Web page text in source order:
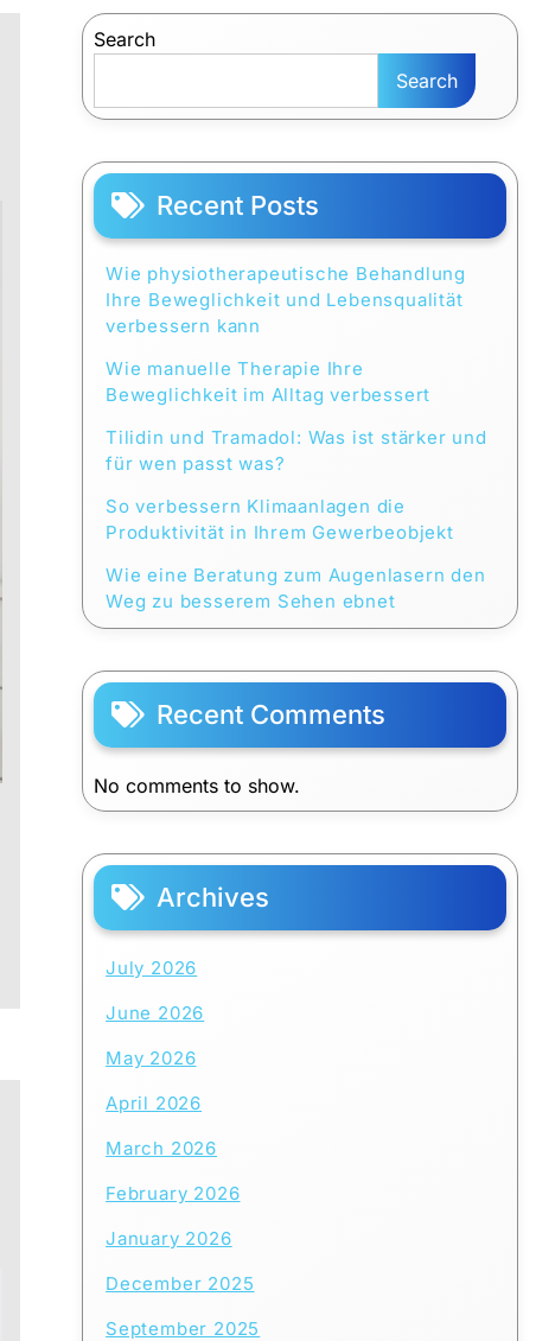
Search
Search
Recent Posts
Wie physiotherapeutische Behandlung
Ihre Beweglichkeit und Lebensqualität
verbessern kann
Wie manuelle Therapie Ihre
Beweglichkeit im Alltag verbessert
Tilidin und Tramadol: Was ist stärker und
für wen passt was?
So verbessern Klimaanlagen die
Produktivität in Ihrem Gewerbeobjekt
Wie eine Beratung zum Augenlasern den
Weg zu besserem Sehen ebnet
Recent Comments
No comments to show.
Archives
July 2026
June 2026
May 2026
April 2026
March 2026
February 2026
January 2026
December 2025
September 2025